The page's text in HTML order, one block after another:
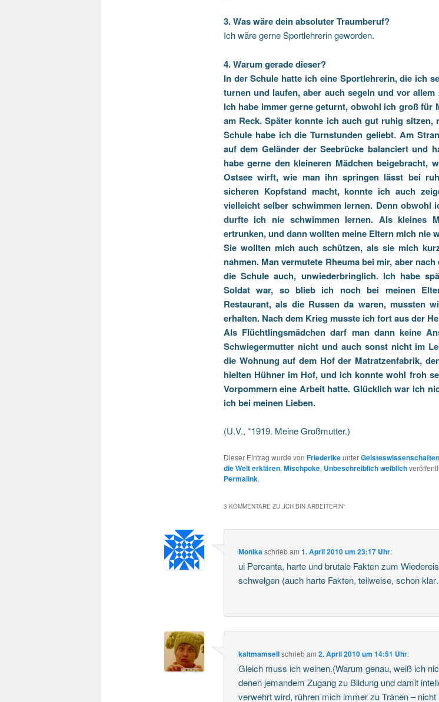
3. Was wäre dein absoluter Traumberuf?
Ich wäre gerne Sportlehrerin geworden.
4. Warum gerade dieser?
In der Schule hatte ich eine Sportlehrerin, die ich
turnen und laufen, aber auch segeln und vor
Ich habe immer gerne geturnt, obwohl ich groß für
am Reck. Später konnte ich auch gut ruhig sitzen,
Schule habe ich die Turnstunden geliebt. Am
auf dem Geländer der Seebrücke balanciert und
habe gerne den kleineren Mädchen beigebracht,
Ostsee wirft, wie man ihn springen lässt bei
sicheren Kopfstand macht, konnte ich auch
vielleicht selber schwimmen lernen. Denn obwohl
durfte ich nie schwimmen lernen. Als kleines
ertrunken, und dann wollten meine Eltern mich nie
Sie wollten mich auch schützen, als sie mich
nahmen. Man vermutete Rheuma bei mir, aber
die Schule auch, unwiederbringlich. Ich habe
Soldat war, so blieb ich noch bei meinen
Restaurant, als die Russen da waren, mussten
erhalten. Nach dem Krieg musste ich fort aus der
Als Flüchtlingsmädchen darf man dann keine
Schwiegermutter nicht und auch sonst nicht im
die Wohnung auf dem Hof der Matratzenfabrik,
hielten Hühner im Hof, und ich konnte wohl froh
Vorpommern eine Arbeit hatte. Glücklich war ich
ich bei meinen Lieben.
(U.V., *1919. Meine Großmutter.)
Dieser Eintrag wurde von Friederikeunter
die Welt erklären, Mischpoke, Unbeschreiblich weiblich
Permalink.
3 KOMMENTARE ZU „ ICH BIN ARBEITERIN“
Monikaschriebam1. April 2010 um 23:17 Uhr:
ui Percanta, harte und brutale Fakten zum
schwelgen (auch harte Fakten, teilweise, schon
kaltmamsellschriebam2. April 2010 um 14:51 Uhr:
Gleich muss ich weinen.(Warum genau, weiß ich
denen jemandem Zugang zu Bildung und damit
verwehrt wird, rühren mich immer zu Tränen –